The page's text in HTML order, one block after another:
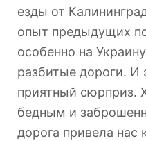
езды от
опыт предыдущих
особенно на
разбитые дороги.
приятный сюрприз.
бедным и
дорога привела нас